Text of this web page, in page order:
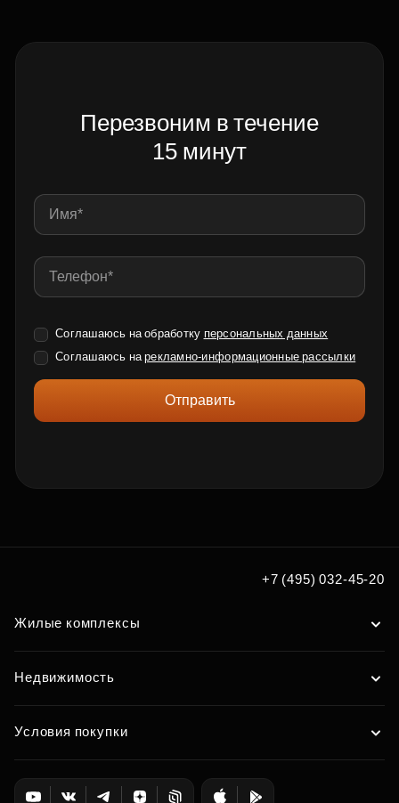
Перезвоним в течение
15 минут
Соглашаюсь на обработку персональных данных
Соглашаюсь нарекламно-информационные рассылки
Отправить
+7 (495) 032-45-20
Жилые комплексы
Недвижимость
Условия покупки